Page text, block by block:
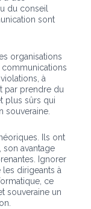
du conseil
sont
organisations
communications
à
par prendre du
plus sûrs qui
souveraine.
Ils ont
son avantage
Ignorer
dirigeants à
ce
souveraine un